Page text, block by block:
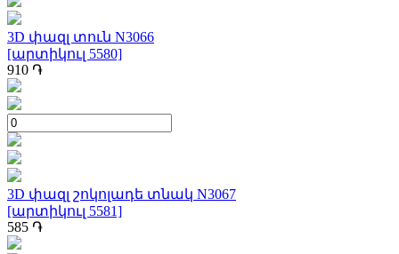
3D փազլ տուն N3066
[արտիկուլ 5580]
910 ֏
3D փազլ շոկոլադե տնակ N3067
[արտիկուլ 5581]
585 ֏